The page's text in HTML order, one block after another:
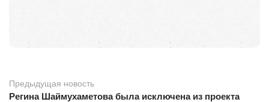
Предыдущая новость
Регина Шаймухаметова была исключена из проекта